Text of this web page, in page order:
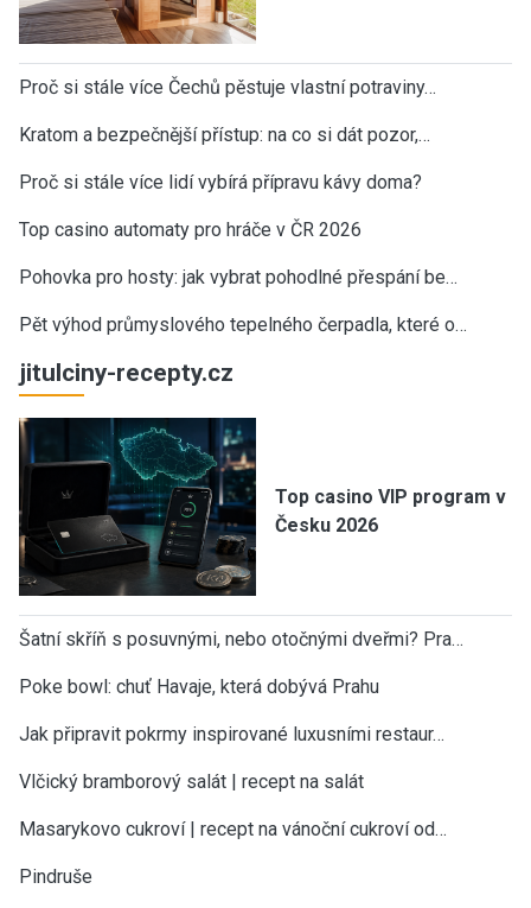
Proč si stále více Čechů pěstuje vlastní potraviny…
Kratom a bezpečnější přístup: na co si dát pozor,…
Proč si stále více lidí vybírá přípravu kávy doma?
Top casino automaty pro hráče v ČR 2026
Pohovka pro hosty: jak vybrat pohodlné přespání be…
Pět výhod průmyslového tepelného čerpadla, které o…
jitulciny-recepty.cz
Top casino VIP program v
Česku 2026
Šatní skříň s posuvnými, nebo otočnými dveřmi? Pra…
Poke bowl: chuť Havaje, která dobývá Prahu
Jak připravit pokrmy inspirované luxusními restaur…
Vlčický bramborový salát | recept na salát
Masarykovo cukroví | recept na vánoční cukroví od…
Pindruše